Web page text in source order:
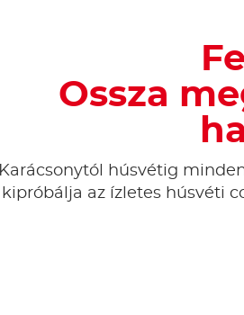
Ossza
Karácsonytól húsvétig
kipróbálja az ízletes húsvéti